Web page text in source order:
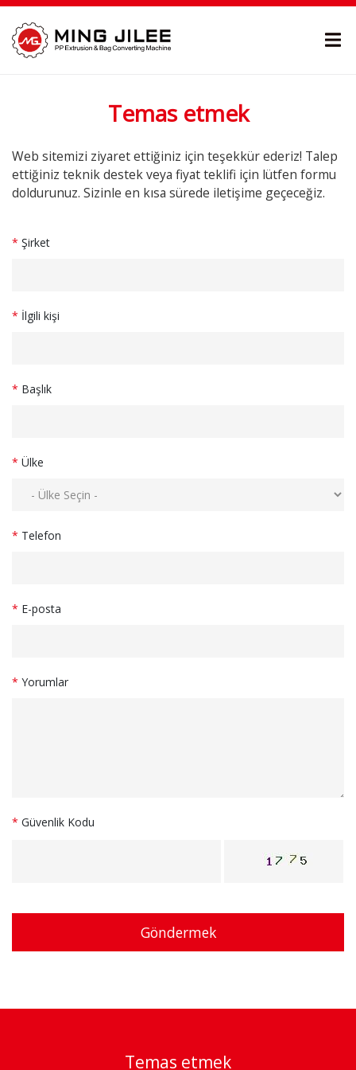
Temas etmek
Web sitemizi ziyaret ettiğiniz için teşekkür ederiz! Talep
ettiğiniz teknik destek veya fiyat teklifi için lütfen formu
doldurunuz. Sizinle en kısa sürede iletişime geçeceğiz.
* Şirket
* İlgili kişi
* Başlık
* Ülke
* Telefon
* E-posta
* Yorumlar
* Güvenlik Kodu
Göndermek
Temas etmek